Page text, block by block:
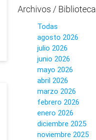
Archivos / Biblioteca
Todas
agosto 2026
julio 2026
junio 2026
mayo 2026
abril 2026
marzo 2026
febrero 2026
enero 2026
diciembre 2025
noviembre 2025